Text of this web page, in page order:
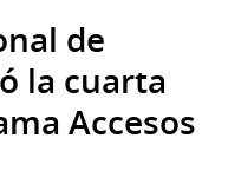
de
la cuarta
Accesos